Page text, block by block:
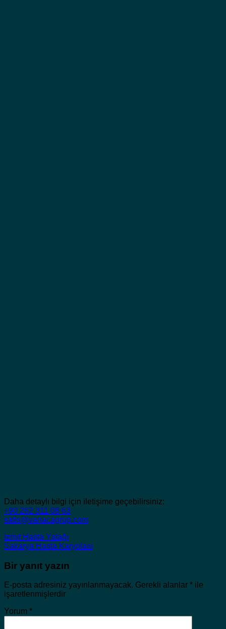
Daha detaylı bilgi için iletişime geçebilirsiniz:
+90 262 311 08 63
satis@vanacagrup.com
İzmit Hasta Yatağı
Sakarya Hasta Karyolası
Bir yanıt yazın
E-posta adresiniz yayınlanmayacak. Gerekli alanlar * ile
işaretlenmişlerdir
Yorum *